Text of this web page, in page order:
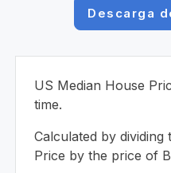
Descarga
US Median House
time.
Calculated by dividing
Price by the price of